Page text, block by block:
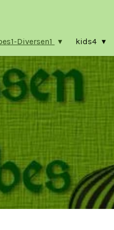
Diversen1 kids4